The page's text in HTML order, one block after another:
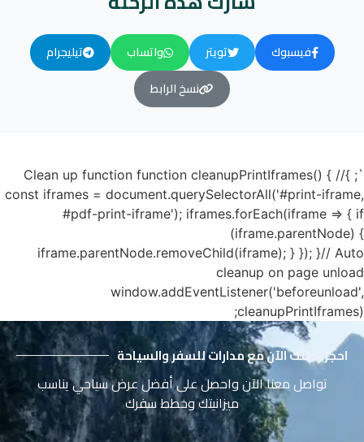
فيسبوك تويتر واتساب
تيليجرام
نسخ الرابط
`; }// Clean up function function cleanupPrintIframes() {
const iframes = document.querySelectorAll('#print-iframe,
#pdf-print-iframe'); iframes.forEach(iframe => { if
(iframe.parentNode) {
iframe.parentNode.removeChild(iframe); } }); }// Auto
cleanup on page unload
window.addEventListener('beforeunload',
cleanupPrintIframes);
احجز رحلتك الآن مع مدارات للسفر والسياحة
تواصل معنا الآن واحصل على أفضل عرض سياحي يناسب
ميزانيتك وخطط سفرك